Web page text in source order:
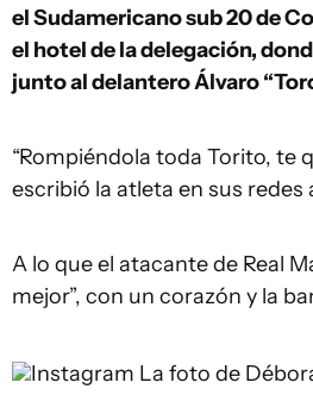
el Sudamericano sub 20 de
el hotel de la delegación,
junto al delantero Álvaro
“Rompiéndola toda Torito, te
escribió la atleta en sus
A lo que el atacante de Real
mejor”, con un corazón y la
Instagram La foto de